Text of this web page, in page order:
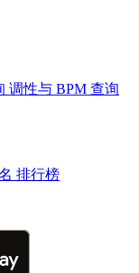
调性与 BPM 查询
排行榜